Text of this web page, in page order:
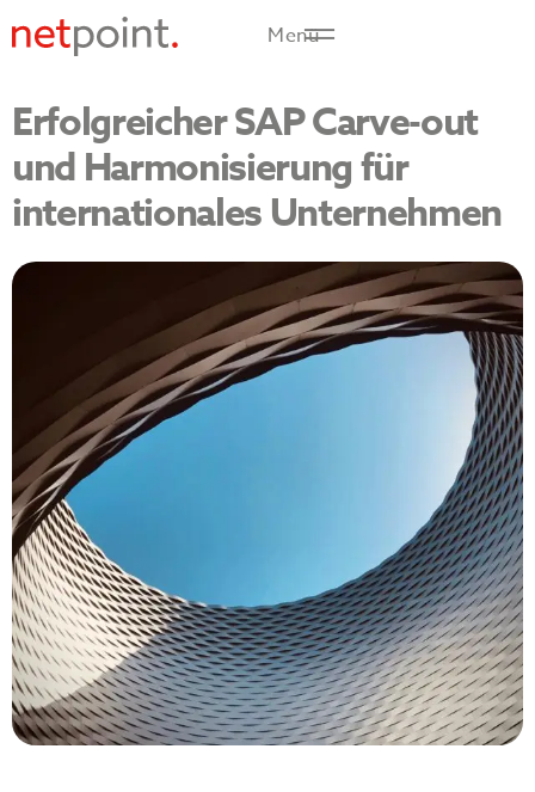
Menü
Erfolgreicher SAP Carve-out
und Harmonisierung für
internationales Unternehmen